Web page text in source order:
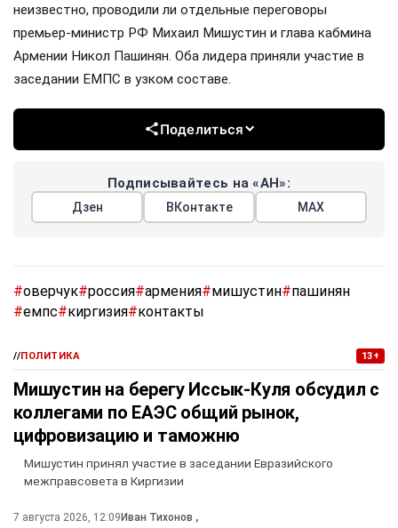
неизвестно, проводили ли отдельные переговоры
премьер-министр РФ Михаил Мишустин и глава кабмина
Армении Никол Пашинян. Оба лидера приняли участие в
заседании ЕМПС в узком составе.
Поделиться
Подписывайтесь на «АН»:
Дзен ВКонтакте МАХ
#оверчук#россия#армения#мишустин#пашинян
#емпс#киргизия#контакты
//ПОЛИТИКА 13+
Мишустин на берегу Иссык-Куля обсудил с
коллегами по ЕАЭС общий рынок,
цифровизацию и таможню
Мишустин принял участие в заседании Евразийского
межправсовета в Киргизии
7 августа 2026, 12:09Иван Тихонов ,